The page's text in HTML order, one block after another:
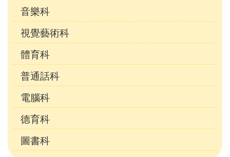
音樂科
視覺藝術科
體育科
普通話科
電腦科
德育科
圖書科